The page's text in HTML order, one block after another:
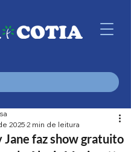
Jane faz show gratuito
2025 2 min de leitura